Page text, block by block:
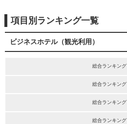
項目別ランキング一覧
ビジネスホテル（観光利用）
総合ランキング
総合ランキング
総合ランキング
総合ランキング